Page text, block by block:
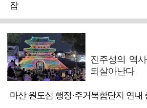
잡
진주성의 역
되살아난다
마산 원도심 행정·주거복합단지 연내